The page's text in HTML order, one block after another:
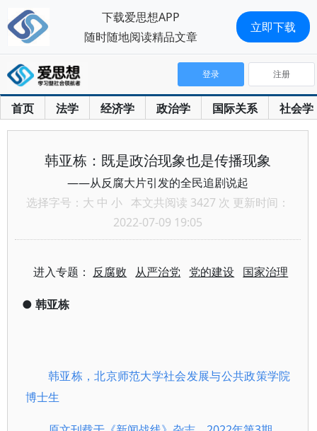
首页 法学 经济学 政治学 国际关系 社会学
登录 注册
韩亚栋：既是政治现象也是传播现象
——从反腐大片引发的全民追剧说起
选择字号： 大 中 小 本文共阅读 3427 次 更新时间：
2022-07-09 19:05
进入专题： 反腐败 从严治党 党的建设 国家治理
● 韩亚栋
韩亚栋，北京师范大学社会发展与公共政策学院
博士生
下载爱思想APP
随时随地阅读精品文章
立即下载